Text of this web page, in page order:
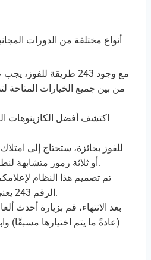
مع وجود 243 طريقة للفوز،
من بين جميع الخيارات
اكتشف أفضل الكازينوهات
للفوز بجائزة، ستحتاج إلى
أو ثلاثة رموز متشابهة لنطاق الاستخدام النشط.
تم تصميم هذا النظام
الرقم 243 يعني الفوز في كل دورة.
بعد الانتهاء، قم بزيارة أحدث
(عادةً ما يتم اختيارها مسبقًا)